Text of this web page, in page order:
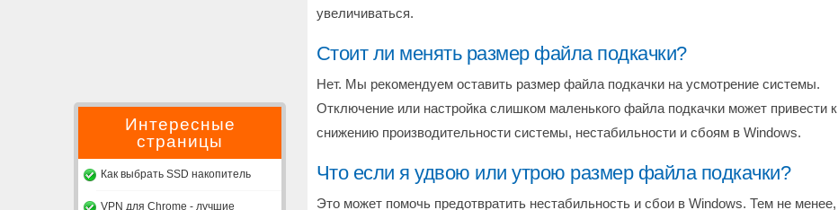
Интересные
страницы
Как выбрать SSD накопитель
VPN для Chrome - лучшие
увеличиваться.
Стоит ли менять размер файла подкачки?
Нет. Мы рекомендуем оставить размер файла подкачки на усмотрение системы.
Отключение или настройка слишком маленького файла подкачки может привести к
снижению производительности системы, нестабильности и сбоям в Windows.
Что если я удвою или утрою размер файла подкачки?
Это может помочь предотвратить нестабильность и сбои в Windows. Тем не менее,